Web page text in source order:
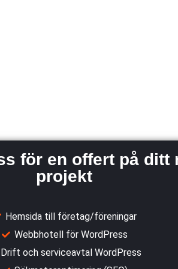
för en offert på ditt
projekt
Hemsida till företag/föreningar
Webbhotell för WordPress
Drift och serviceavtal WordPress